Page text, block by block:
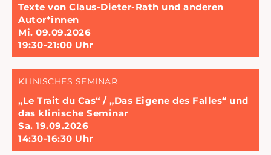
Texte von Claus-Dieter-Rath und anderen
Autor*innen
Mi. 09.09.2026
19:30-21:00 Uhr
KLINISCHES SEMINAR
„Le Trait du Cas“ / „Das Eigene des Falles“ und
das klinische Seminar
Sa. 19.09.2026
14:30-16:30 Uhr